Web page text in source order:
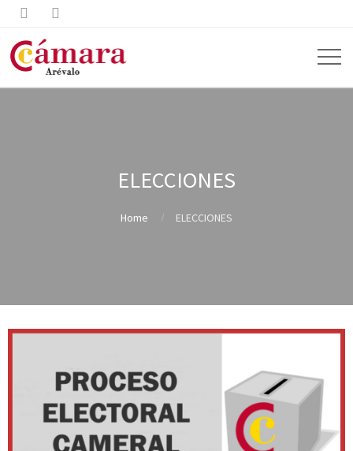
 
ELECCIONES
Home ELECCIONES